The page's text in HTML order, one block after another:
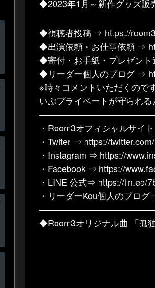
◆2023年1月～新作グッズ販
◆視聴者投稿 ⇒ https://
◆出演依頼・お仕事依頼 ⇒
◆寄付・お手紙・プレゼン
◆リーダー個人のブログ ⇒
※時々コメントいただくので
いぶプライベートが守られる
・Room3オフィシャルサイ
・Twiter ⇒ https://
・Instagram ⇒ https://
・Facebook ⇒ https://
・LINE 公式⇒ https://lin.ee/
・リーダーKou個人のブロ
◆Room3オリジナル曲 「孤